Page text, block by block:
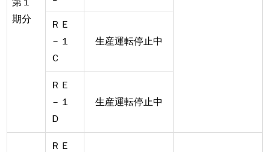
第１
期分
ＲＥ
－１
Ｃ
生産運転停止中
ＲＥ
－１
Ｄ
生産運転停止中
ＲＥ